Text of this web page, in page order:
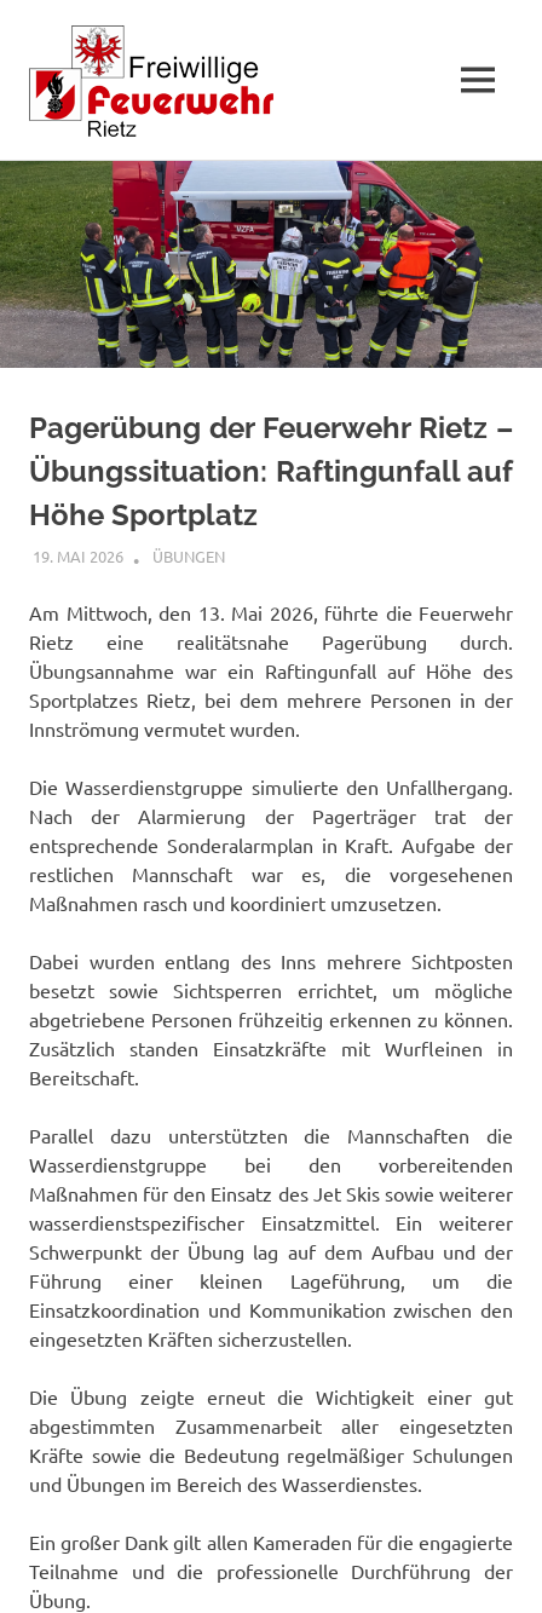
Zum
Inhalt
springen
MENÜ
Pagerübung der Feuerwehr Rietz –
Übungssituation: Raftingunfall auf
Höhe Sportplatz
19. MAI 2026 FFWRIETZ
ÜBUNGEN
Am Mittwoch, den 13. Mai 2026, führte die Feuerwehr
Rietz eine realitätsnahe Pagerübung durch.
Übungsannahme war ein Raftingunfall auf Höhe des
Sportplatzes Rietz, bei dem mehrere Personen in der
Innströmung vermutet wurden.
Die Wasserdienstgruppe simulierte den Unfallhergang.
Nach der Alarmierung der Pagerträger trat der
entsprechende Sonderalarmplan in Kraft. Aufgabe der
restlichen Mannschaft war es, die vorgesehenen
Maßnahmen rasch und koordiniert umzusetzen.
Dabei wurden entlang des Inns mehrere Sichtposten
besetzt sowie Sichtsperren errichtet, um mögliche
abgetriebene Personen frühzeitig erkennen zu können.
Zusätzlich standen Einsatzkräfte mit Wurfleinen in
Bereitschaft.
Parallel dazu unterstützten die Mannschaften die
Wasserdienstgruppe bei den vorbereitenden
Maßnahmen für den Einsatz des Jet Skis sowie weiterer
wasserdienstspezifischer Einsatzmittel. Ein weiterer
Schwerpunkt der Übung lag auf dem Aufbau und der
Führung einer kleinen Lageführung, um die
Einsatzkoordination und Kommunikation zwischen den
eingesetzten Kräften sicherzustellen.
Die Übung zeigte erneut die Wichtigkeit einer gut
abgestimmten Zusammenarbeit aller eingesetzten
Kräfte sowie die Bedeutung regelmäßiger Schulungen
und Übungen im Bereich des Wasserdienstes.
Ein großer Dank gilt allen Kameraden für die engagierte
Teilnahme und die professionelle Durchführung der
Übung.